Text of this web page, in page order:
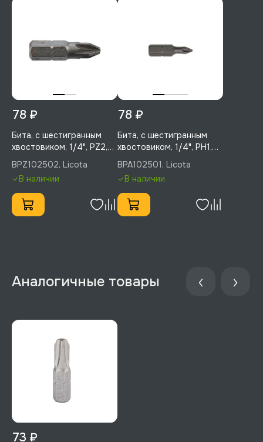
78 ₽
Бита, с шестигранным
хвостовиком, 1/4", PZ2,
25 мм, 1 шт, Licota,
BPZ102502
BPZ102502, Licota
В наличии
78 ₽
Бита, с шестигранным
хвостовиком, 1/4", PH1,
25 мм, 1 шт, Licota,
BPA102501
BPA102501, Licota
В наличии
73 ₽